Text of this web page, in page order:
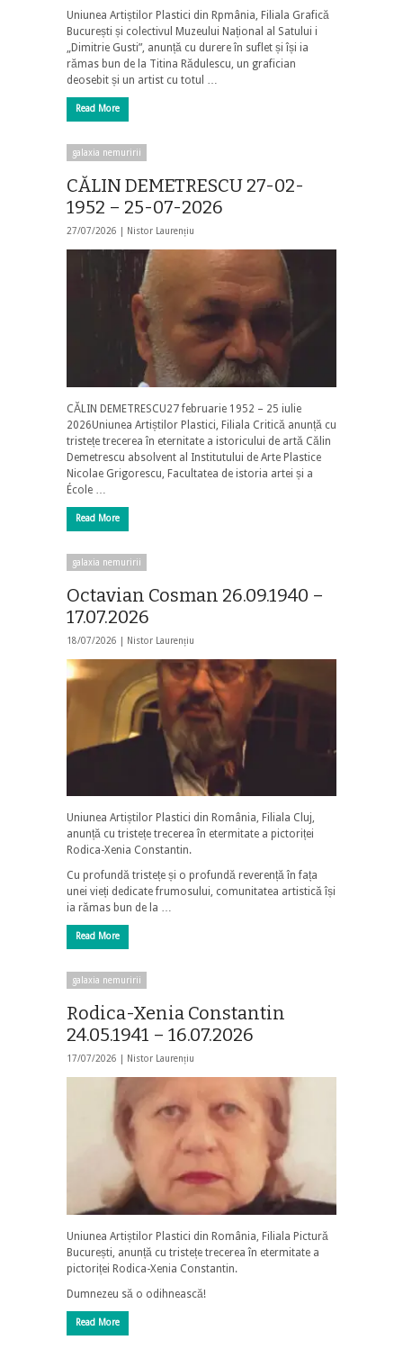
Uniunea Artiștilor Plastici din Rpmânia, Filiala Grafică
București și colectivul Muzeului Național al Satului i
„Dimitrie Gusti”, anunță cu durere în suflet și își ia
rămas bun de la Titina Rădulescu, un grafician
deosebit și un artist cu totul …
Read More
galaxia nemuririi
CĂLIN DEMETRESCU 27-02-
1952 – 25-07-2026
27/07/2026 | Nistor Laurențiu
CĂLIN DEMETRESCU27 februarie 1952 – 25 iulie
2026Uniunea Artiștilor Plastici, Filiala Critică anunță cu
tristețe trecerea în eternitate a istoricului de artă Călin
Demetrescu absolvent al Institutului de Arte Plastice
Nicolae Grigorescu, Facultatea de istoria artei și a
École …
Read More
galaxia nemuririi
Octavian Cosman 26.09.1940 –
17.07.2026
18/07/2026 | Nistor Laurențiu
Uniunea Artiștilor Plastici din România, Filiala Cluj,
anunță cu tristețe trecerea în etermitate a pictoriței
Rodica-Xenia Constantin.
Cu profundă tristețe și o profundă reverență în fața
unei vieți dedicate frumosului, comunitatea artistică își
ia rămas bun de la …
Read More
galaxia nemuririi
Rodica-Xenia Constantin
24.05.1941 – 16.07.2026
17/07/2026 | Nistor Laurențiu
Uniunea Artiștilor Plastici din România, Filiala Pictură
București, anunță cu tristețe trecerea în etermitate a
pictoriței Rodica-Xenia Constantin.
Dumnezeu să o odihnească!
Read More